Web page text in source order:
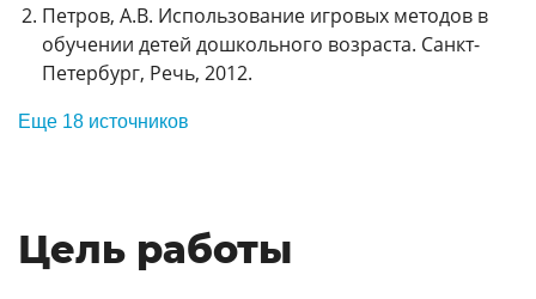
Петров, А.В. Использование игровых методов в
обучении детей дошкольного возраста. Санкт-
Петербург, Речь, 2012.
Еще 18 источников
Цель работы